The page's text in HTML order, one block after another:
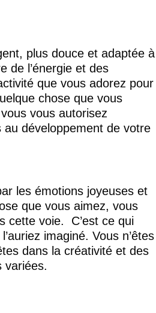
plus douce et adaptée à
de l’énergie et des
que vous adorez pour
chose que vous
vous autorisez
développement de votre
les émotions joyeuses et
que vous aimez, vous
cette voie.  C’est ce qui
imaginé. Vous n’êtes
dans la créativité et des
variées.